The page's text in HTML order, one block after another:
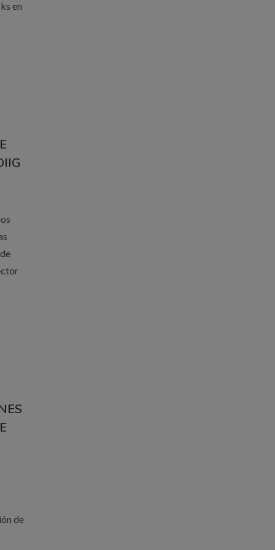
en
de